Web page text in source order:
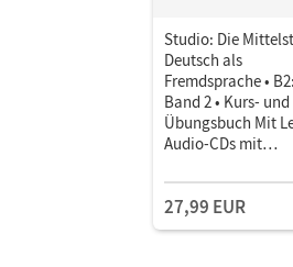
Studio: Die
Deutsch als
Fremdsprache • B2:
Band 2 • Kurs- und
Übungsbuch Mit
Audio-CDs mit
Übungsteils
27,99 EUR